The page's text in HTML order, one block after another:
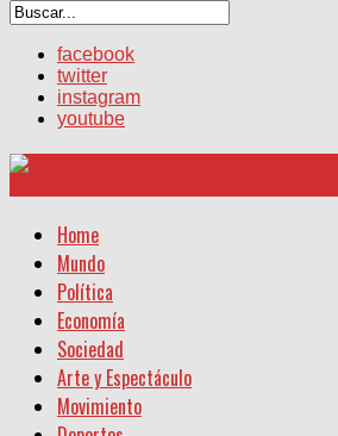
facebook
twitter
instagram
youtube
Home
Mundo
Política
Economía
Sociedad
Arte y Espectáculo
Movimiento